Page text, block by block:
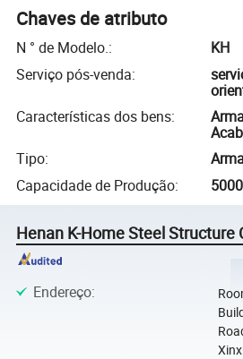
Chaves de atributo
N ° de Modelo.:
KH
Serviço pós-venda:
Características dos bens:
Tipo:
Capacidade de Produção:
Henan K-Home Steel Structure
Endereço: